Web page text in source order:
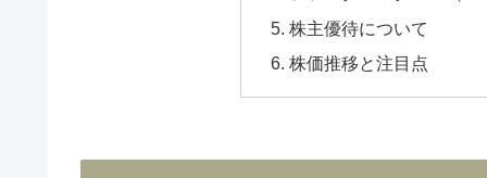
株主優待について
株価推移と注目点